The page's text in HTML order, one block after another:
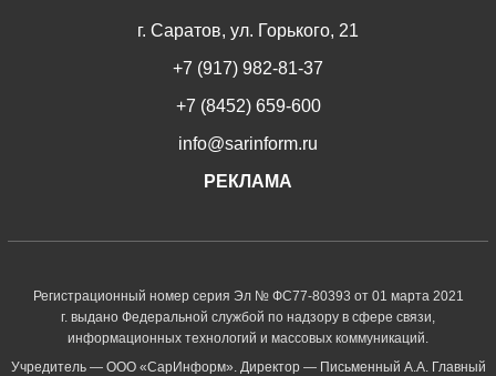
г. Саратов, ул. Горького, 21
+7 (917) 982-81-37
+7 (8452) 659-600
info@sarinform.ru
РЕКЛАМА
Регистрационный номер серия Эл № ФС77-80393 от 01 марта 2021
г. выдано Федеральной службой по надзору в сфере связи,
информационных технологий и массовых коммуникаций.
Учредитель — ООО «СарИнформ». Директор — Письменный А.А. Главный